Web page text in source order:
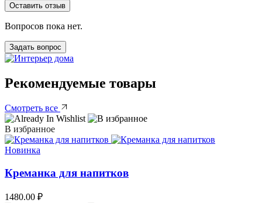
Оставить отзыв
Вопросов пока нет.
Задать вопрос
Рекомендуемые товары
Смотреть все
В избранное
Новинка
Креманка для напитков
1480.00 ₽